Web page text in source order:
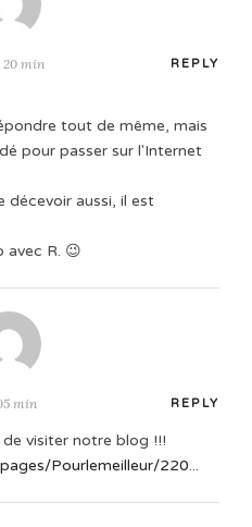
20 min REPLY
tout de même, mais
pour passer sur l'Internet
décevoir aussi, il est
avec R. 😉
min REPLY
visiter notre blog !!!
Pourlemeilleur/220...